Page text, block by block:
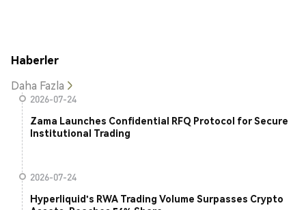
Haberler
Daha Fazla
2026-07-24
Zama Launches Confidential RFQ Protocol for Secure
Institutional Trading
2026-07-24
Hyperliquid's RWA Trading Volume Surpasses Crypto